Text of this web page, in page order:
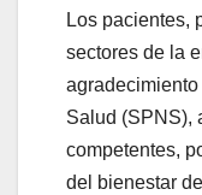
Los pacientes,
sectores de la
Salud (SPNS),
competentes,
del bienestar